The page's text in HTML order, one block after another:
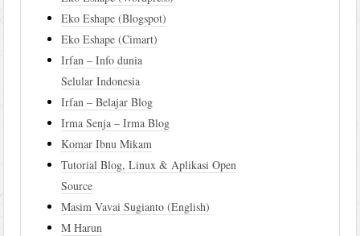
Eko Eshape (Blogspot)
Eko Eshape (Cimart)
Irfan – Info dunia
Selular Indonesia
Irfan – Belajar Blog
Irma Senja – Irma Blog
Komar Ibnu Mikam
Tutorial Blog, Linux & Aplikasi Open
Source
Masim Vavai Sugianto (English)
M Harun